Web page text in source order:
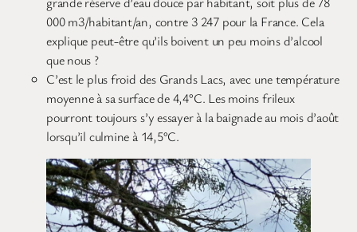
000 m3/habitant/an, contre 3 247 pour la France. Cela
explique peut-être qu’ils boivent un peu moins d’alcool
que nous ?
C’est le plus froid des Grands Lacs, avec une température
moyenne à sa surface de 4,4°C. Les moins frileux
pourront toujours s’y essayer à la baignade au mois d’août
lorsqu’il culmine à 14,5°C.